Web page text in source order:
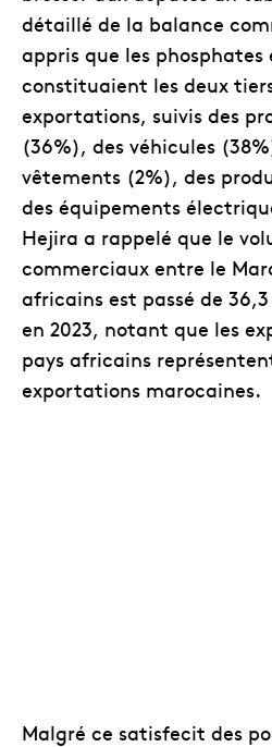
détaillé de la balance
appris que les phosphates
constituaient les deux
exportations, suivis des
(36%), des véhicules
vêtements (2%), des
des équipements
Hejira a rappelé que le
commerciaux entre le
africains est passé de
en 2023, notant que les
pays africains
exportations marocaines.
Malgré ce satisfecit des